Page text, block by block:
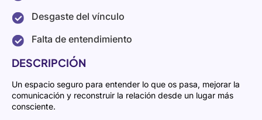
Desgaste del vínculo
Falta de entendimiento
DESCRIPCIÓN
Un espacio seguro para entender lo que os pasa, mejorar la
comunicación y reconstruir la relación desde un lugar más
consciente.